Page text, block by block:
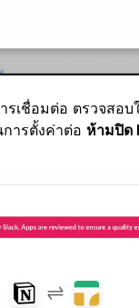
รเชื่อมต่อ ตรวจสอ
ารตั้งค่าต่อ ห้ามปิด